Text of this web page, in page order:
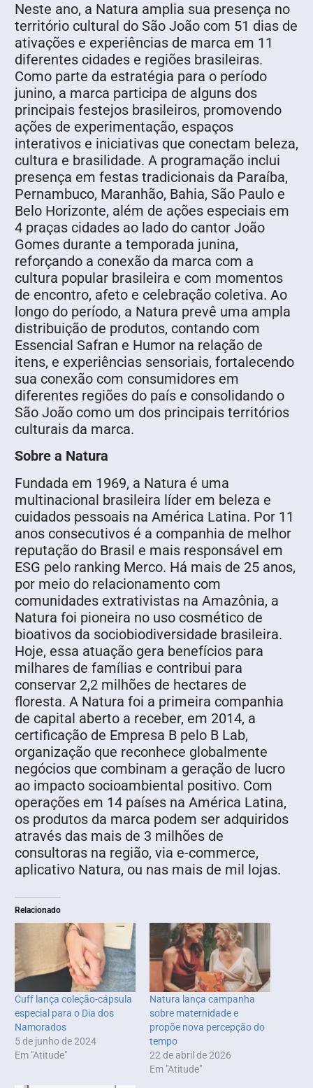
Neste ano, a Natura amplia sua presença no
território cultural do São João com 51 dias de
ativações e experiências de marca em 11
diferentes cidades e regiões brasileiras.
Como parte da estratégia para o período
junino, a marca participa de alguns dos
principais festejos brasileiros, promovendo
ações de experimentação, espaços
interativos e iniciativas que conectam beleza,
cultura e brasilidade. A programação inclui
presença em festas tradicionais da Paraíba,
Pernambuco, Maranhão, Bahia, São Paulo e
Belo Horizonte, além de ações especiais em
4 praças cidades ao lado do cantor João
Gomes durante a temporada junina,
reforçando a conexão da marca com a
cultura popular brasileira e com momentos
de encontro, afeto e celebração coletiva. Ao
longo do período, a Natura prevê uma ampla
distribuição de produtos, contando com
Essencial Safran e Humor na relação de
itens, e experiências sensoriais, fortalecendo
sua conexão com consumidores em
diferentes regiões do país e consolidando o
São João como um dos principais territórios
culturais da marca.
Sobre a Natura
Fundada em 1969, a Natura é uma
multinacional brasileira líder em beleza e
cuidados pessoais na América Latina. Por 11
anos consecutivos é a companhia de melhor
reputação do Brasil e mais responsável em
ESG pelo ranking Merco. Há mais de 25 anos,
por meio do relacionamento com
comunidades extrativistas na Amazônia, a
Natura foi pioneira no uso cosmético de
bioativos da sociobiodiversidade brasileira.
Hoje, essa atuação gera benefícios para
milhares de famílias e contribui para
conservar 2,2 milhões de hectares de
floresta. A Natura foi a primeira companhia
de capital aberto a receber, em 2014, a
certificação de Empresa B pelo B Lab,
organização que reconhece globalmente
negócios que combinam a geração de lucro
ao impacto socioambiental positivo. Com
operações em 14 países na América Latina,
os produtos da marca podem ser adquiridos
através das mais de 3 milhões de
consultoras na região, via e-commerce,
aplicativo Natura, ou nas mais de mil lojas.
Relacionado
Cuff lança coleção-cápsula
especial para o Dia dos
Namorados
5 de junho de 2024
Em "Atitude"
Natura lança campanha
sobre maternidade e
propõe nova percepção do
tempo
22 de abril de 2026
Em "Atitude"